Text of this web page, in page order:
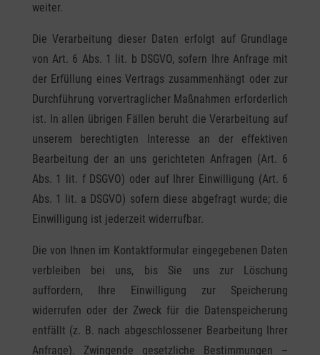
weiter.
Die Verarbeitung dieser Daten erfolgt auf Grundlage
von Art. 6 Abs. 1 lit. b DSGVO, sofern Ihre Anfrage mit
der Erfüllung eines Vertrags zusammenhängt oder zur
Durchführung vorvertraglicher Maßnahmen erforderlich
ist. In allen übrigen Fällen beruht die Verarbeitung auf
unserem berechtigten Interesse an der effektiven
Bearbeitung der an uns gerichteten Anfragen (Art. 6
Abs. 1 lit. f DSGVO) oder auf Ihrer Einwilligung (Art. 6
Abs. 1 lit. a DSGVO) sofern diese abgefragt wurde; die
Einwilligung ist jederzeit widerrufbar.
Die von Ihnen im Kontaktformular eingegebenen Daten
verbleiben bei uns, bis Sie uns zur Löschung
auffordern, Ihre Einwilligung zur Speicherung
widerrufen oder der Zweck für die Datenspeicherung
entfällt (z. B. nach abgeschlossener Bearbeitung Ihrer
Anfrage). Zwingende gesetzliche Bestimmungen –